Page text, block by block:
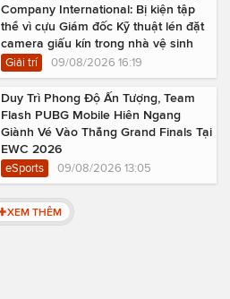
Company International: Bị kiện tập
thể vì cựu Giám đốc Kỹ thuật lén đặt
camera giấu kín trong nhà vệ sinh
Giải trí 09/08/2026 16:19
Duy Trì Phong Độ Ấn Tượng, Team
Flash PUBG Mobile Hiên Ngang
Giành Vé Vào Thẳng Grand Finals Tại
EWC 2026
eSports 09/08/2026 13:05
XEM THÊM